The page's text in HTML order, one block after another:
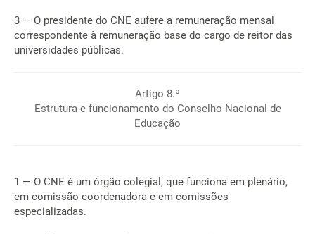
3 — O presidente do CNE aufere a remuneração mensal
correspondente à remuneração base do cargo de reitor das
universidades públicas.
Artigo 8.º
Estrutura e funcionamento do Conselho Nacional de
Educação
1 — O CNE é um órgão colegial, que funciona em plenário,
em comissão coordenadora e em comissões
especializadas.